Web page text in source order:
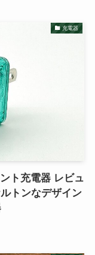
充電器
ト充電器 レビュ
トンなデザイン